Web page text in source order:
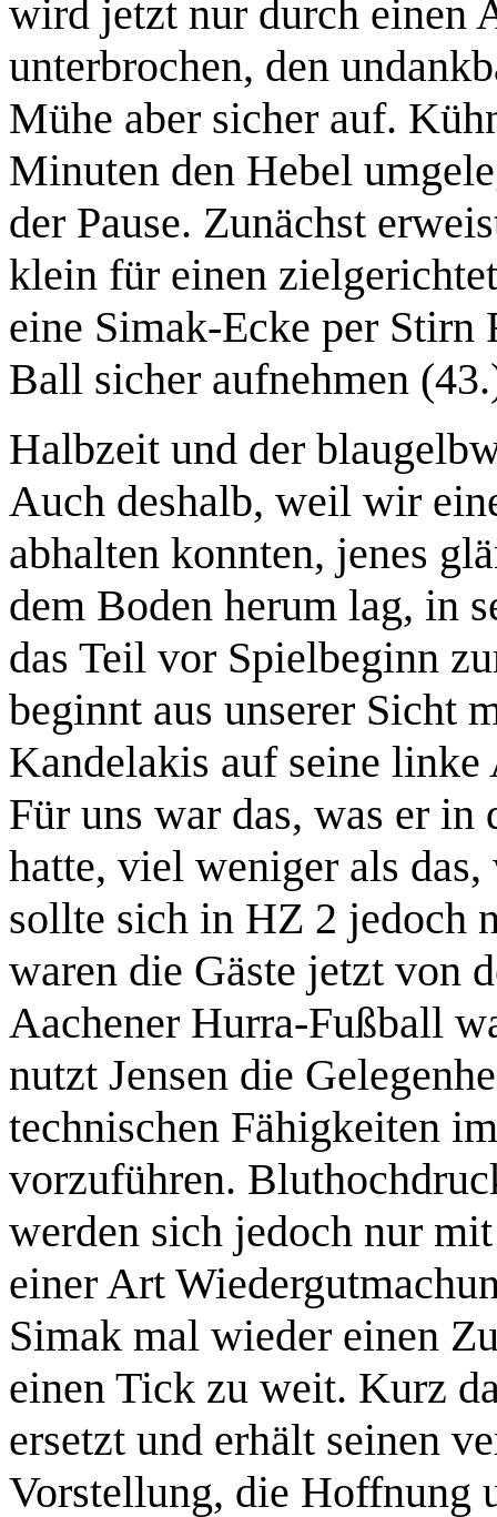
wird jetzt nur durch einen
unterbrochen, den
Mühe aber sicher auf.
Minuten den Hebel
der Pause. Zunächst
klein für einen
eine Simak-Ecke per
Ball sicher aufnehmen
Halbzeit und der
Auch deshalb, weil wir
abhalten konnten, jenes
dem Boden herum lag, in
das Teil vor Spielbeginn
beginnt aus unserer Sicht
Kandelakis auf seine
Für uns war das, was er
hatte, viel weniger als
sollte sich in HZ 2 jedoch
waren die Gäste jetzt von
Aachener Hurra-Fußball
nutzt Jensen die
technischen Fähigkeiten
vorzuführen.
werden sich jedoch nur
einer Art
Simak mal wieder einen
einen Tick zu weit. Kurz
ersetzt und erhält seinen
Vorstellung, die Hoffnung